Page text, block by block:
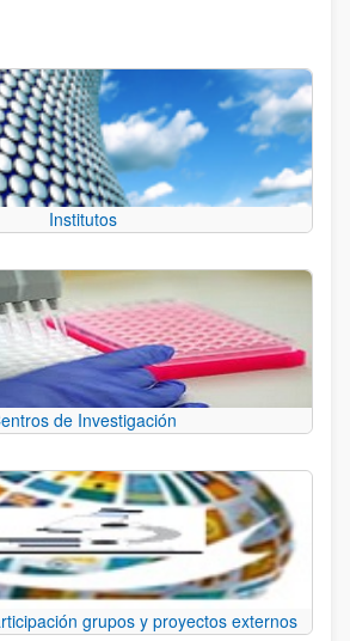
Institutos
de Investigación
grupos y proyectos externos